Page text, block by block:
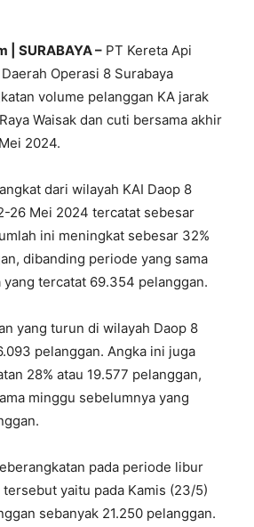
| SURABAYA – PT Kereta Api
Operasi 8 Surabaya
volume pelanggan KA jarak
Waisak dan cuti bersama akhir
2024.
dari wilayah KAI Daop 8
26 Mei 2024 tercatat sebesar
ini meningkat sebesar 32%
dibanding periode yang sama
tercatat 69.354 pelanggan.
yang turun di wilayah Daop 8
pelanggan. Angka ini juga
28% atau 19.577 pelanggan,
minggu sebelumnya yang
pada periode libur
yaitu pada Kamis (23/5)
sebanyak 21.250 pelanggan.